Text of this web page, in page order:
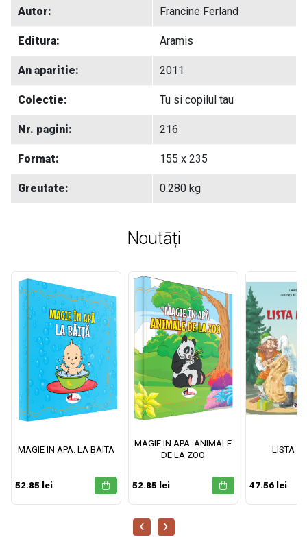
Autor: Francine Ferland
Editura: Aramis
An aparitie: 2011
Colectie: Tu si copilul tau
Nr. pagini: 216
Format: 155 x 235
Greutate: 0.280 kg
Noutāți
MAGIE IN APA. LA BAITA
52.85 lei
MAGIE IN APA. ANIMALE
DE LA ZOO
52.85 lei
LISTA
47.56 lei
‹ ›